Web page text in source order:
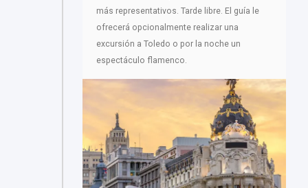
más representativos. Tarde libre. El guía le
ofrecerá opcionalmente realizar una
excursión a Toledo o por la noche un
espectáculo flamenco.